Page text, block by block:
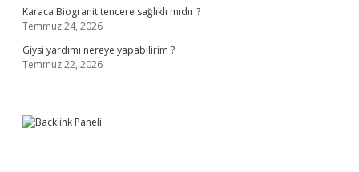
Karaca Biogranit tencere sağlıklı mıdır ?
Temmuz 24, 2026
Giysi yardımı nereye yapabilirim ?
Temmuz 22, 2026